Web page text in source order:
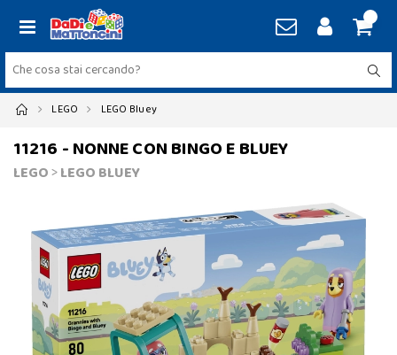
LEGO LEGO Bluey
11216 - NONNE CON BINGO E BLUEY
LEGO>LEGO BLUEY